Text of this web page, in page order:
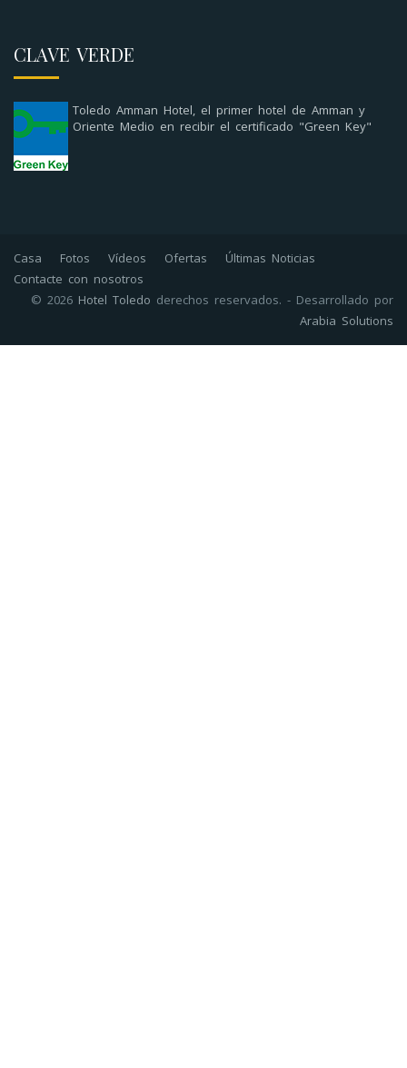
CLAVE VERDE
Toledo Amman Hotel, el primer hotel de Amman y
Oriente Medio en recibir el certificado "Green Key"
Casa Fotos Vídeos Ofertas
Últimas Noticias
Contacte con nosotros
© 2026 Hotel Toledo derechos reservados. - Desarrollado por
Arabia Solutions